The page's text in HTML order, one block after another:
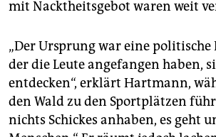
mit Nacktheitsgebot waren weit
„Der Ursprung war eine politische
der die Leute angefangen haben,
entdecken“, erklärt Hartmann,
den Wald zu den Sportplätzen
nichts Schickes anhaben, es geht